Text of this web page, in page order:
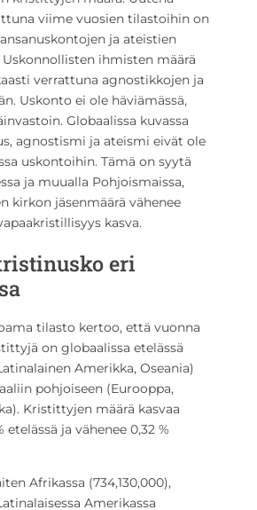
viime vuosien tilastoihin on
ja ateistien
Uskonnollisten ihmisten määrä
verrattuna agnostikkojen ja
Uskonto ei ole häviämässä,
Globaalissa kuvassa
agnostismi ja ateismi eivät ole
uskontoihin. Tämä on syytä
ja muualla Pohjoismaissa,
kirkon jäsenmäärä vähenee
kasva.
eri
tilasto kertoo, että vuonna
on globaalissa etelässä
Amerikka, Oseania)
pohjoiseen (Eurooppa,
Kristittyjen määrä kasvaa
etelässä ja vähenee 0,32 %
Afrikassa (734,130,000),
Amerikassa